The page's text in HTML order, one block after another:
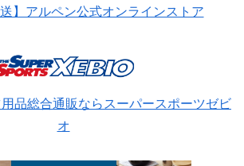
送】アルペン公式オンラインストア
用品総合通販ならスーパースポーツゼビ
オ